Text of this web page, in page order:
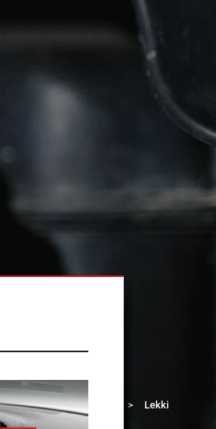
Łada Klub > Porady >
Lekki
zapach benzyny w ol...